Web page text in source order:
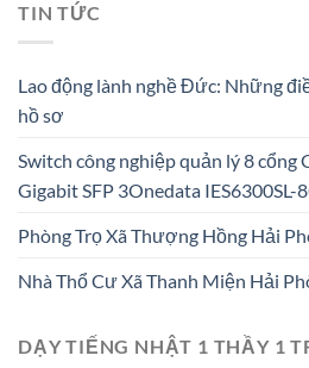
TIN TỨC
Lao động lành nghề Đức: Những
hồ sơ
Switch công nghiệp quản lý 8 cổng
Gigabit SFP 3Onedata IES6300SL-
Phòng Trọ Xã Thượng Hồng Hải
Nhà Thổ Cư Xã Thanh Miện Hải
DẠY TIẾNG NHẬT 1 THẦY 1